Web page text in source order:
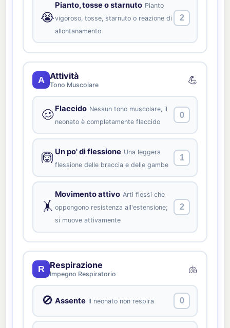
😭
Pianto, tosse o starnuto Pianto
vigoroso, tosse, starnuto o reazione di
allontanamento
2
A Attività
Tono Muscolare 💪
🥴 Flaccido Nessun tono muscolare, il
neonato è completamente flaccido
0
🙆 Un po' di flessione Una leggera
flessione delle braccia e delle gambe
1
🤸
Movimento attivo Arti flessi che
oppongono resistenza all'estensione;
si muove attivamente
2
R Respirazione
Impegno Respiratorio 🫁
🚫 Assente Il neonato non respira 0